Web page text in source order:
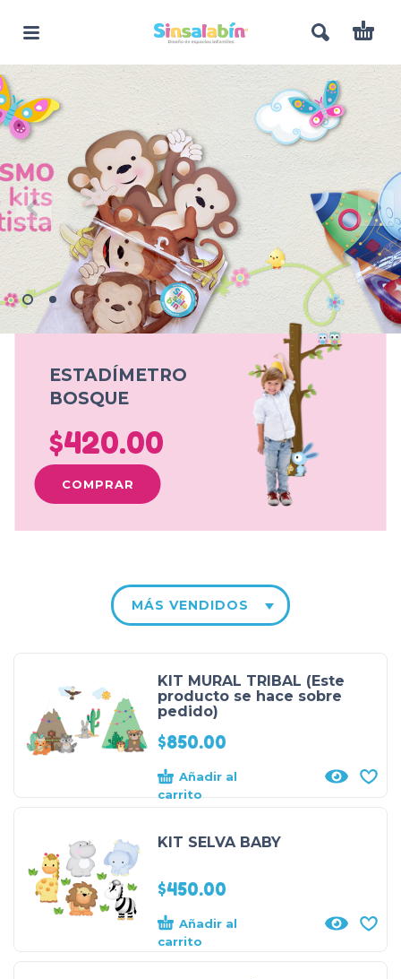
ESTADÍMETRO
BOSQUE
$420.00
COMPRAR
MÁS VENDIDOS
KIT MURAL TRIBAL (Este
producto se hace sobre
pedido)
$850.00
Añadir al
carrito
KIT SELVA BABY
$450.00
Añadir al
carrito